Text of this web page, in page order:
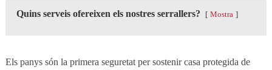
Quins serveis ofereixen els nostres serrallers? Mostra
Els panys són la primera seguretat per sostenir casa protegida de